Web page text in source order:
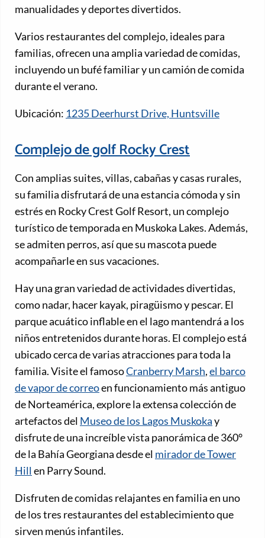
manualidades y deportes divertidos.
Varios restaurantes del complejo, ideales para
familias, ofrecen una amplia variedad de comidas,
incluyendo un bufé familiar y un camión de comida
durante el verano.
Ubicación: 1235 Deerhurst Drive, Huntsville
Complejo de golf Rocky Crest
Con amplias suites, villas, cabañas y casas rurales,
su familia disfrutará de una estancia cómoda y sin
estrés en Rocky Crest Golf Resort, un complejo
turístico de temporada en Muskoka Lakes. Además,
se admiten perros, así que su mascota puede
acompañarle en sus vacaciones.
Hay una gran variedad de actividades divertidas,
como nadar, hacer kayak, piragüismo y pescar. El
parque acuático inflable en el lago mantendrá a los
niños entretenidos durante horas. El complejo está
ubicado cerca de varias atracciones para toda la
familia. Visite el famosoCranberry Marsh,el barco
de vapor de correoen funcionamiento más antiguo
de Norteamérica, explore la extensa colección de
artefactos del Museo de los Lagos Muskokay
disfrute de una increíble vista panorámica de 360°
de la Bahía Georgiana desde el mirador de Tower
Hill en Parry Sound.
Disfruten de comidas relajantes en familia en uno
de los tres restaurantes del establecimiento que
sirven menús infantiles.